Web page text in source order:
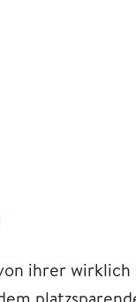
ihrer wirklich